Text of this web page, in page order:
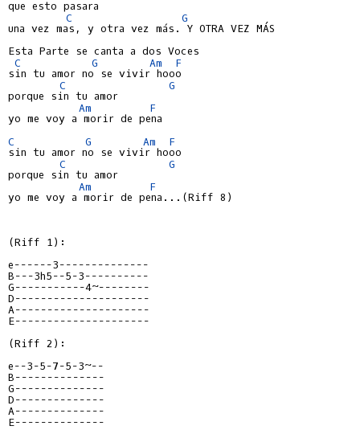
que esto pasara
C
G
una vez mas, y otra vez más. Y OTRA VEZ MÁS
Esta Parte se canta a dos Voces
C
G Am
F
sin tu amor no se vivir hooo
C
G
porque sin tu amor
Am
F
yo me voy a morir de pena
C
G Am
F
sin tu amor no se vivir hooo
C
G
porque sin tu amor
Am
F
yo me voy a morir de pena...(Riff 8)
(Riff 1):
e------3--------------
B---3h5--5-3----------
G-----------4~--------
D---------------------
A---------------------
E---------------------
(Riff 2):
e--3-5-7-5-3~--
B--------------
G--------------
D--------------
A--------------
E--------------